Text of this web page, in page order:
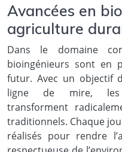
Avancées en
agriculture
Dans le domaine
bioingénieurs sont en
futur. Avec un objectif
ligne de mire, les
transforment
traditionnels. Chaque
réalisés pour rendre